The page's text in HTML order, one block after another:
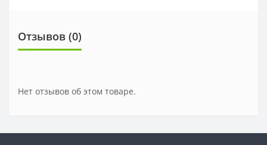
Отзывов (0)
Нет отзывов об этом товаре.